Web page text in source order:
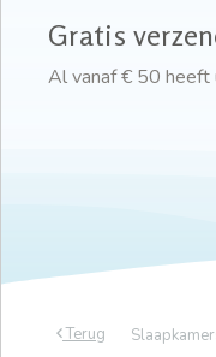
Gratis
Al vanaf € 50 heeft
Terug